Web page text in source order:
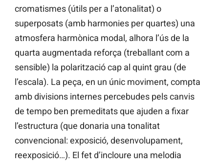
cromatismes (útils per a l’atonalitat) o
superposats (amb harmonies per quartes) una
atmosfera harmònica modal, alhora l’ús de la
quarta augmentada reforça (treballant com a
sensible) la polarització cap al quint grau (de
l’escala). La peça, en un únic moviment, compta
amb divisions internes percebudes pels canvis
de tempo ben premeditats que ajuden a fixar
l’estructura (que donaria una tonalitat
convencional: exposició, desenvolupament,
reexposició…). El fet d’incloure una melodia